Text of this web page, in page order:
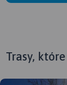
Trasy,